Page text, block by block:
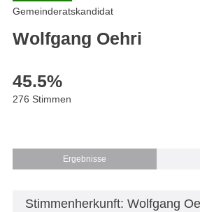
Gemeinderatskandidat
Wolfgang Oehri
45.5%
276 Stimmen
Ergebnisse
Stimmenherkunft: Wolfgang